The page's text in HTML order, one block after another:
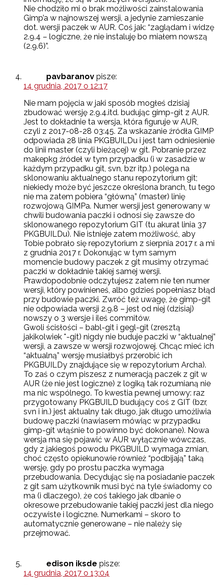
Nie chodziło mi o brak możliwości zainstalowania
Gimp’a w najnowszej wersji, a jedynie zamieszanie
dot. wersji paczek w AUR. Coś jak: “zaglądam i widzę
2.9.4 – logiczne, że nie instaluję bo miałem nowszą
(2.9.6)”.
pavbaranov pisze:
14 grudnia, 2017 o 12:17
Nie mam pojęcia w jaki sposób mogłeś dzisiaj
zbudować wersję 2.9.4.itd. budując gimp-git z AUR.
Jest to dokładnie ta wersja, która figuruje w AUR,
czyli z 2017-08-28 03:45. Za wskazanie źródła GIMP
odpowiada 28 linia PKGBUILDu i jest tam odniesienie
do linii master (czyli bieżącej) w git. Pobranie przez
makepkg źródeł w tym przypadku (i w zasadzie w
każdym przypadku git, svn, bzr itp.) polega na
sklonowaniu aktualnego stanu repozytorium git;
niekiedy może być jeszcze określona branch, tu tego
nie ma zatem pobiera “główną” (master) linię
rozwojową GIMPa. Numer wersji jest generowany w
chwili budowania paczki i odnosi się zawsze do
sklonowanego repozytorium GIT (tu akurat linia 37
PKGBUILDu). Nie istnieje zatem możliwość, aby
Tobie pobrało się repozytorium z sierpnia 2017 r. a mi
z grudnia 2017 r. Dokonując w tym samym
momencie budowy paczek z git musimy otrzymać
paczki w dokładnie takiej samej wersji.
Prawdopodobnie odczytujesz zatem nie ten numer
wersji, który powinieneś, albo gdzieś popełniasz błąd
przy budowie paczki. Zwróć też uwagę, że gimp-git
nie odpowiada wersji 2.9.8 – jest od niej (dzisiaj)
nowszy o 3 wersje i ileś commitów.
Gwoli ścisłości – babl-git i gegl-git (zresztą
jakikolwiek *-git) nigdy nie buduje paczki w “aktualnej”
wersji, a zawsze w wersji rozwojowej. Chcąc mieć ich
“aktualną” wersję musiałbyś przerobić ich
PKGBUILDy znajdujące się w repozytorium Archa).
To zaś o czym piszesz z numeracją paczek z git w
AUR (że nie jest logiczne) z logiką tak rozumianą nie
ma nic wspólnego. To kwestia pewnej umowy: raz
przygotowany PKGBUILD budujący coś z GIT (bzr,
svn i in.) jest aktualny tak długo, jak długo umożliwia
budowę paczki (nawiasem mówiąc w przypadku
gimp-git włąśnie to powinno być dokonane). Nowa
wersja ma się pojawić w AUR wyłącznie wówczas,
gdy z jakiegoś powodu PKGBUILD wymaga zmian,
choć często opiekunowie również “podbijają” taką
wersję, gdy po prostu paczka wymaga
przebudowania. Decydując się na posiadanie paczek
z git sam użytkownik musi być na tyle świadomy co
ma (i dlaczego), że coś takiego jak dbanie o
okresowe przebudowanie takiej paczki jest dla niego
oczywiste i logiczne. Numerkami – skoro to
automatycznie generowane – nie należy się
przejmować.
edison iksde pisze:
14 grudnia, 2017 o 13:04